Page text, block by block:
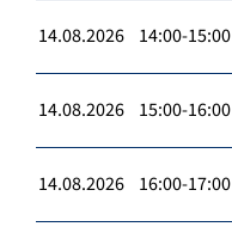
14.08.2026 14:00-15:00
14.08.2026 15:00-16:00
14.08.2026 16:00-17:00